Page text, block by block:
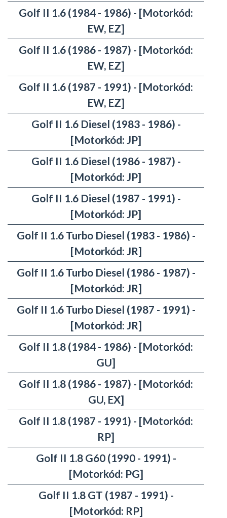
Golf II 1.6 (1984 - 1986) - [Motorkód:
EW, EZ]
Golf II 1.6 (1986 - 1987) - [Motorkód:
EW, EZ]
Golf II 1.6 (1987 - 1991) - [Motorkód:
EW, EZ]
Golf II 1.6 Diesel (1983 - 1986) -
[Motorkód: JP]
Golf II 1.6 Diesel (1986 - 1987) -
[Motorkód: JP]
Golf II 1.6 Diesel (1987 - 1991) -
[Motorkód: JP]
Golf II 1.6 Turbo Diesel (1983 - 1986) -
[Motorkód: JR]
Golf II 1.6 Turbo Diesel (1986 - 1987) -
[Motorkód: JR]
Golf II 1.6 Turbo Diesel (1987 - 1991) -
[Motorkód: JR]
Golf II 1.8 (1984 - 1986) - [Motorkód:
GU]
Golf II 1.8 (1986 - 1987) - [Motorkód:
GU, EX]
Golf II 1.8 (1987 - 1991) - [Motorkód:
RP]
Golf II 1.8 G60 (1990 - 1991) -
[Motorkód: PG]
Golf II 1.8 GT (1987 - 1991) -
[Motorkód: RP]